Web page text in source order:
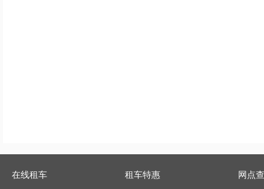
在线租车 租车特惠 网点